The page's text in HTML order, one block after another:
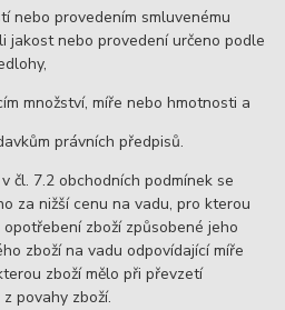
nebo provedením smluvenému
jakost nebo provedení určeno podle
množství, míře nebo hmotnosti a
právních předpisů.
7.2 obchodních podmínek se
za nižší cenu na vadu, pro kterou
zboží způsobené jeho
zboží na vadu odpovídající míře
zboží mělo při převzetí
povahy zboží.